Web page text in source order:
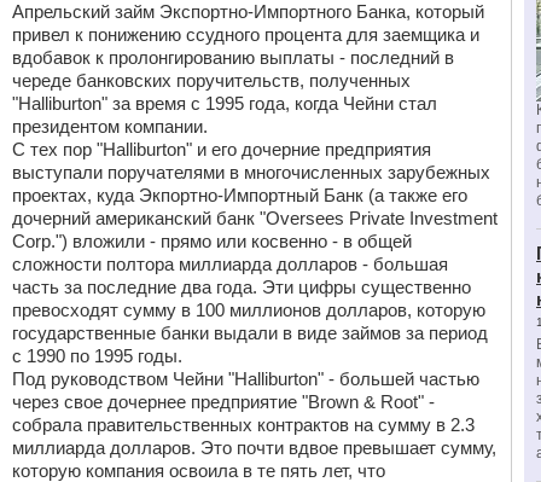
Апрельский займ Экспортно-Импортного Банка, который
привел к понижению ссудного процента для заемщика и
вдобавок к пролонгированию выплаты - последний в
череде банковских поручительств, полученных
"Halliburton" за время с 1995 года, когда Чейни стал
президентом компании.
С тех пор "Halliburton" и его дочерние предприятия
выступали поручателями в многочисленных зарубежных
проектах, куда Экпортно-Импортный Банк (а также его
дочерний американский банк "Oversees Private Investment
Corp.") вложили - прямо или косвенно - в общей
сложности полтора миллиарда долларов - большая
часть за последние два года. Эти цифры существенно
превосходят сумму в 100 миллионов долларов, которую
государственные банки выдали в виде займов за период
с 1990 по 1995 годы.
Под руководством Чейни "Halliburton" - большей частью
через свое дочернее предприятие "Brown & Root" -
собрала правительственных контрактов на сумму в 2.3
миллиарда долларов. Это почти вдвое превышает сумму,
которую компания освоила в те пять лет, что